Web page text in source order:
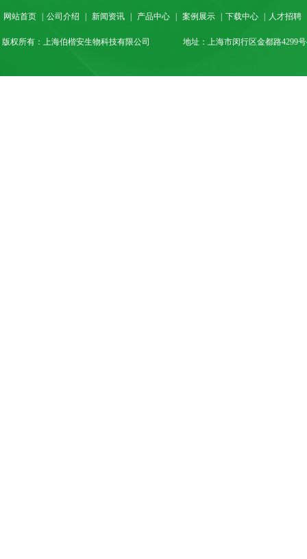
网站首页 公司介绍 新闻资讯 产品中心 案例展示 下载中心 人才招聘
版权所有：上海伯楷安生物科技有限公司 地址：上海市闵行区金都路4299